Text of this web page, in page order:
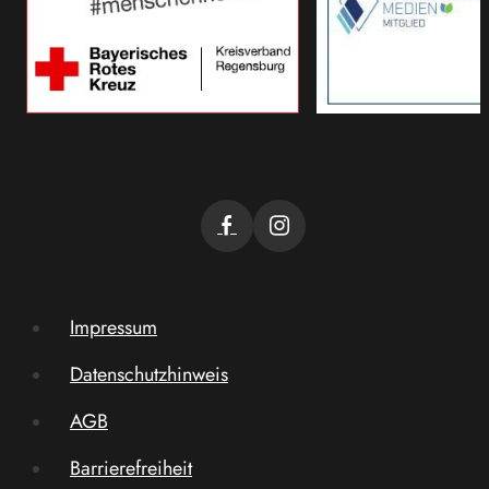
Impressum
Datenschutzhinweis
AGB
Barrierefreiheit